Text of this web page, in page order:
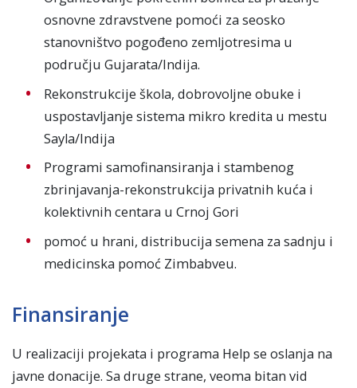
osnovne zdravstvene pomoći za seosko
stanovništvo pogođeno zemljotresima u
području Gujarata/Indija.
Rekonstrukcije škola, dobrovoljne obuke i
uspostavljanje sistema mikro kredita u mestu
Sayla/Indija
Programi samofinansiranja i stambenog
zbrinjavanja-rekonstrukcija privatnih kuća i
kolektivnih centara u Crnoj Gori
pomoć u hrani, distribucija semena za sadnju i
medicinska pomoć Zimbabveu.
Finansiranje
U realizaciji projekata i programa Help se oslanja na
javne donacije. Sa druge strane, veoma bitan vid